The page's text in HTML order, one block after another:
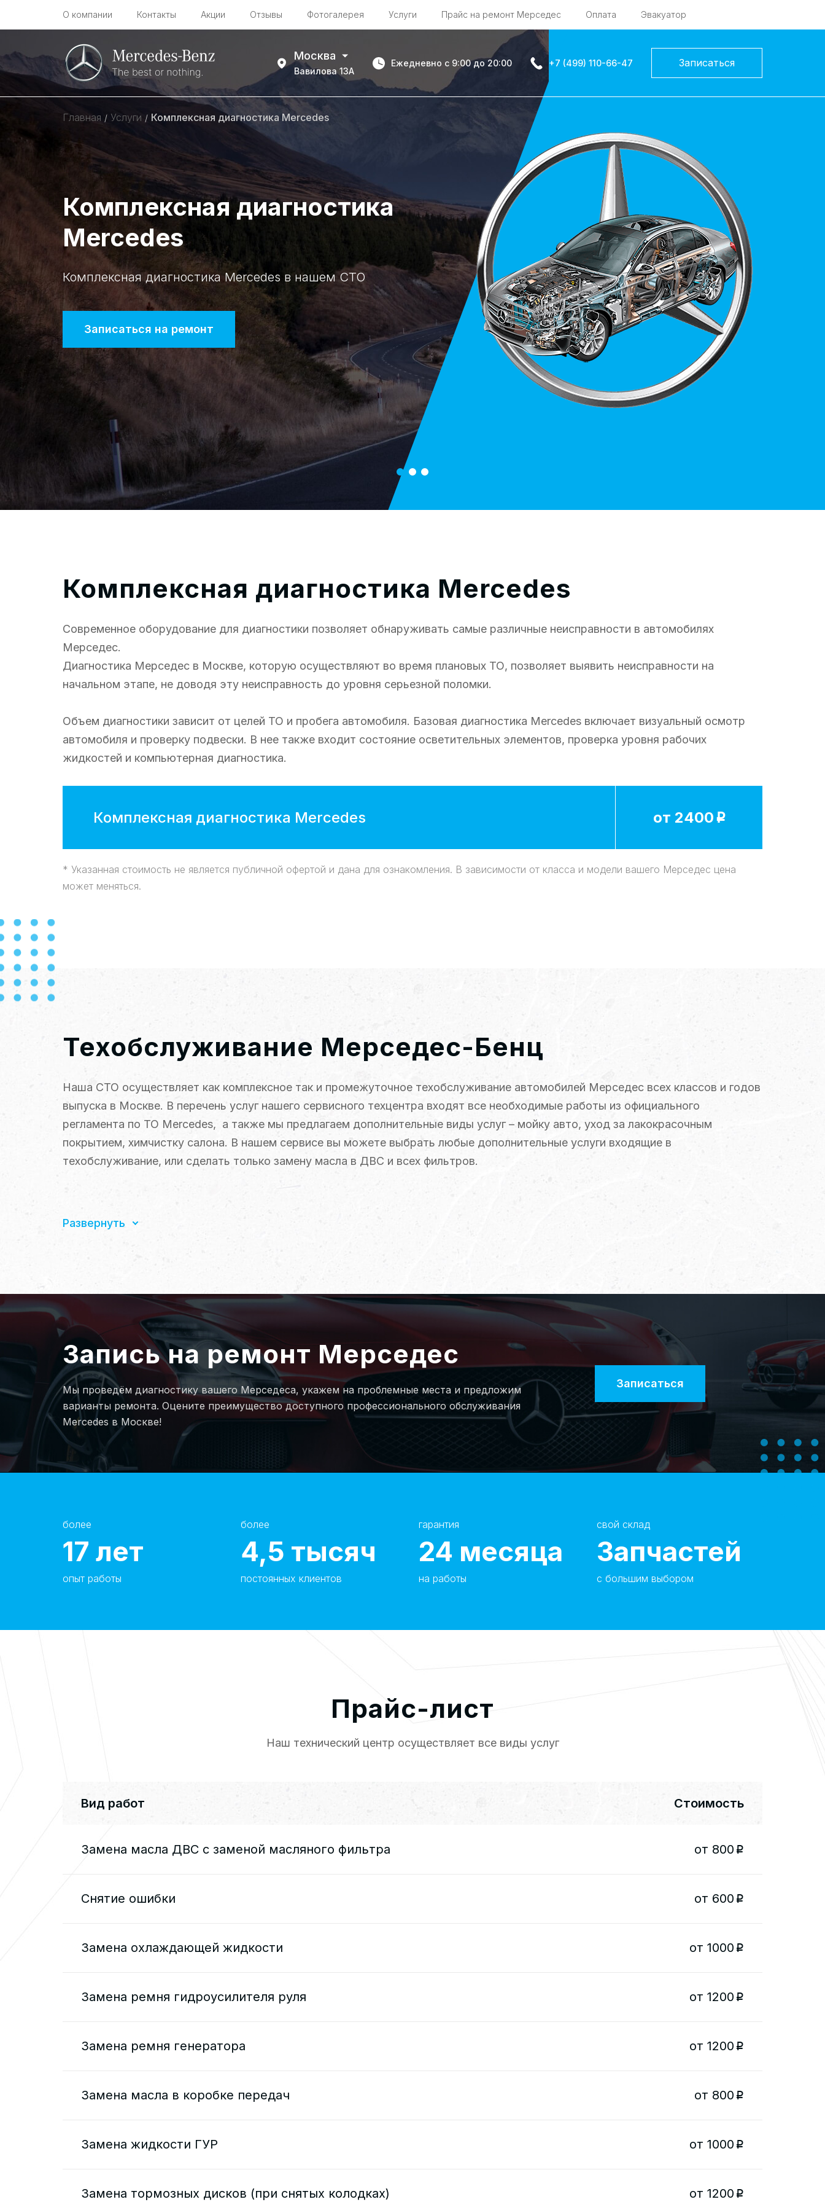
О компании Контакты Акции Отзывы Фотогалерея Услуги Прайс на ремонт Мерседес Оплата Эвакуатор
Москва
Вавилова 13А
Ежедневно с 9:00 до 20:00 +7 (499) 110-66-47 Записаться
Комплексная диагностика
Mercedes
Комплексная диагностика Mercedes в нашем СТО
Записаться на ремонт
Главная / Услуги / Комплексная диагностика Mercedes
Комплексная диагностика Mercedes
Современное оборудование для диагностики позволяет обнаруживать самые различные неисправности в автомобилях
Мерседес.
Диагностика Мерседес в Москве, которую осуществляют во время плановых ТО, позволяет выявить неисправности на
начальном этапе, не доводя эту неисправность до уровня серьезной поломки.
Объем диагностики зависит от целей ТО и пробега автомобиля. Базовая диагностика Mercedes включает визуальный осмотр
автомобиля и проверку подвески. В нее также входит состояние осветительных элементов, проверка уровня рабочих
жидкостей и компьютерная диагностика.
Комплексная диагностика Mercedes от 2400 p
* Указанная стоимость не является публичной офертой и дана для ознакомления. В зависимости от класса и модели вашего Мерседес цена
может меняться.
Техобслуживание Мерседес-Бенц
Наша СТО осуществляет как комплексное так и промежуточное техобслуживание автомобилей Мерседес всех классов и годов
выпуска в Москве. В перечень услуг нашего сервисного техцентра входят все необходимые работы из официального
регламента по ТО Mercedes, а также мы предлагаем дополнительные виды услуг – мойку авто, уход за лакокрасочным
покрытием, химчистку салона. В нашем сервисе вы можете выбрать любые дополнительные услуги входящие в
техобслуживание, или сделать только замену масла в ДВС и всех фильтров.
Независимо от сложности работ, мы сделаем обслуживание вашего Мерседеса высококачественно и на высоком
Развернуть
Запись на ремонт Мерседес
Мы проведём диагностику вашего Мерседеса, укажем на проблемные места и предложим
варианты ремонта. Оцените преимущество доступного профессионального обслуживания
Mercedes в Москве!
Записаться
более
17 лет
опыт работы
более
4,5 тысяч
постоянных клиентов
гарантия
24 месяца
на работы
свой склад
Запчастей
с большим выбором
Прайс-лист
Наш технический центр осуществляет все виды услуг
Вид работ Стоимость
Замена масла ДВС с заменой масляного фильтра от 800 p
Снятие ошибки от 600 p
Замена охлаждающей жидкости от 1000 p
Замена ремня гидроусилителя руля от 1200 p
Замена ремня генератора от 1200 p
Замена масла в коробке передач от 800 p
Замена жидкости ГУР от 1000 p
Замена тормозных дисков (при снятых колодках) от 1200 p